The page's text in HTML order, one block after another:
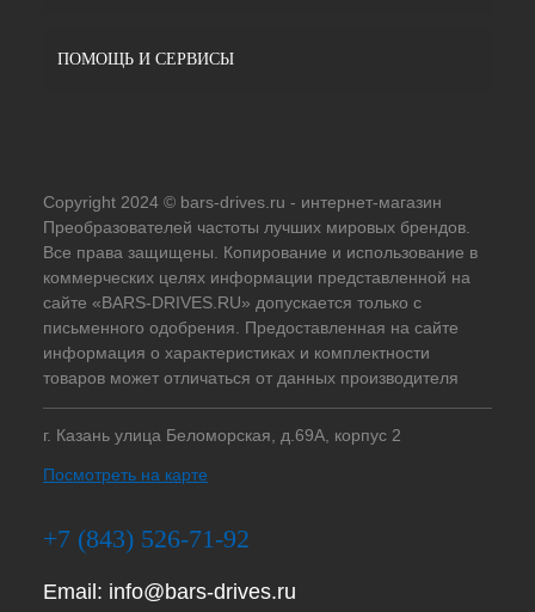
ПОМОЩЬ И СЕРВИСЫ
Copyright 2024 © bars-drives.ru - интернет-магазин
Преобразователей частоты лучших мировых брендов.
Все права защищены. Копирование и использование в
коммерческих целях информации представленной на
сайте «BARS-DRIVES.RU» допускается только с
письменного одобрения. Предоставленная на сайте
информация о характеристиках и комплектности
товаров может отличаться от данных производителя
г. Казань улица Беломорская, д.69А, корпус 2
Посмотреть на карте
+7 (843) 526-71-92
Email: info@bars-drives.ru